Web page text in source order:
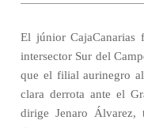
El júnior CajaCanarias
intersector Sur del
que el filial aurinegro
clara derrota ante el
dirige Jenaro Álvarez,